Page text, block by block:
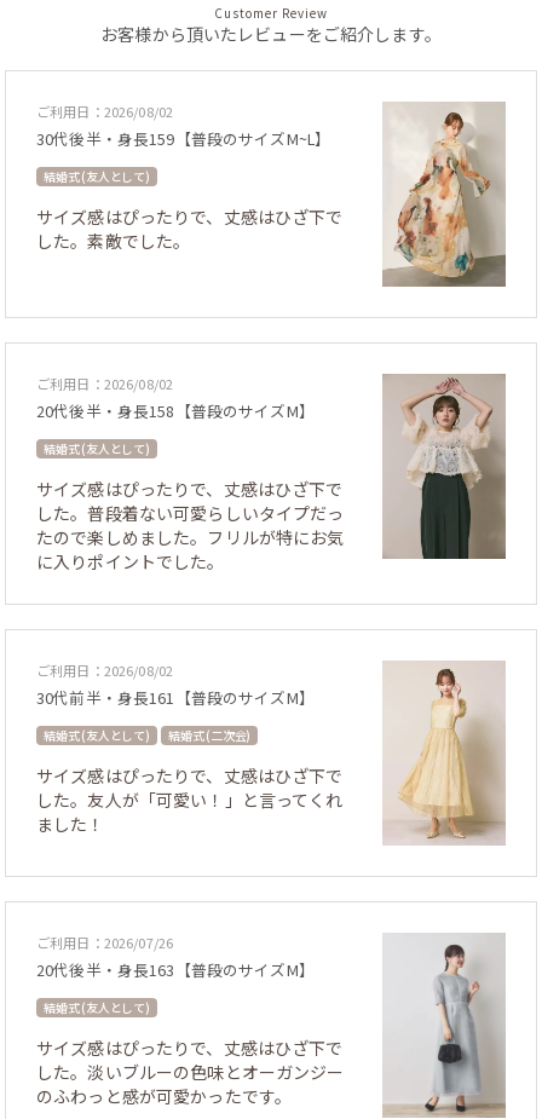
Customer Review
お客様から頂いたレビューをご紹介します。
ご利用日：2026/08/02
30代後半・身長159【普段のサイズM~L】
結婚式 (友人として)
サイズ感はぴったりで、丈感はひざ下で
した。素敵でした。
ご利用日：2026/08/02
20代後半・身長158【普段のサイズM】
結婚式 (友人として)
サイズ感はぴったりで、丈感はひざ下で
した。普段着ない可愛らしいタイプだっ
たので楽しめました。フリルが特にお気
に入りポイントでした。
ご利用日：2026/08/02
30代前半・身長161【普段のサイズM】
結婚式 (友人として) 結婚式 (二次会)
サイズ感はぴったりで、丈感はひざ下で
した。友人が「可愛い！」と言ってくれ
ました！
ご利用日：2026/07/26
20代後半・身長163【普段のサイズM】
結婚式 (友人として)
サイズ感はぴったりで、丈感はひざ下で
した。淡いブルーの色味とオーガンジー
のふわっと感が可愛かったです。